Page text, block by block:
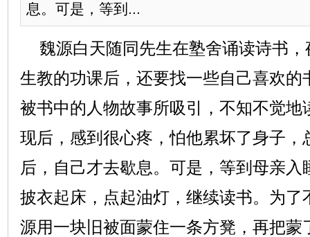
息。可是，等到...
魏源白天随同先生在塾舍诵读诗书，
生教的功课后，还要找一些自己喜欢的
被书中的人物故事所吸引，不知不觉地
现后，感到很心疼，怕他累坏了身子，
后，自己才去歇息。可是，等到母亲
披衣起床，点起油灯，继续读书。为了
源用一块旧被面蒙住一条方凳，再把蒙